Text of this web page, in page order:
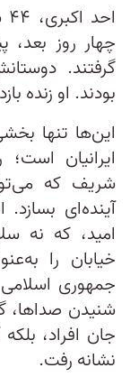
چهار روز بعد،
گرفتند.
بودند. او زنده
این‌ها تنها
ایرانیان
شریف که
آینده‌ای
امید، که نه
خیابان را
جمهوری اسلامی
شنیدن صداها،
جان افراد،
نشانه رفت.